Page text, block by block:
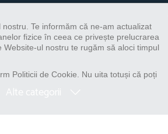
Te informăm că ne-am actualizat
fizice în ceea ce privește prelucrarea
ul nostru te rugăm să aloci timpul
Politicii de Cookie. Nu uita totuși că poți